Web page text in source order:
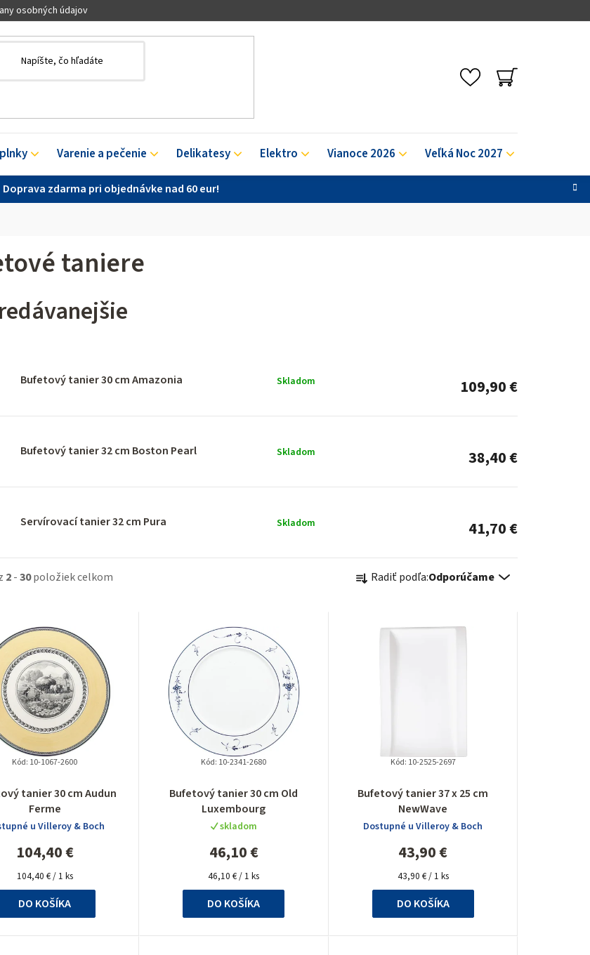
Doprava zdarma pri objednávke nad 60 eur!
osobných údajov
NÁKUPNÝ
KOŠÍK
Varenie a pečenie Delikatesy Elektro Vianoce 2026 Veľká Noc 2027
taniere
Bufetový tanier 30 cm Amazonia Skladom 109,90 €
Bufetový tanier 32 cm Boston Pearl Skladom 38,40 €
Servírovací tanier 32 cm Pura Skladom 41,70 €
2-30položiek celkom
R
r
o
t
Radiť podľa:Odporúčame
tanier 30 cm Audun
Ferme
u Villeroy & Boch
104,40 €
Jednotková
cena:
104,40 € / 1 ks
DO KOŠÍKA
Kód: 10-1067-2600
Bufetový tanier 30 cm Old
Luxembourg
skladom
46,10 €
Jednotková
cena:
46,10 € / 1 ks
DO KOŠÍKA
Kód: 10-2341-2680
Bufetový tanier 37 x 25 cm
NewWave
Dostupné u Villeroy & Boch
43,90 €
Jednotková
cena:
43,90 € / 1 ks
DO KOŠÍKA
Kód: 10-2525-2697